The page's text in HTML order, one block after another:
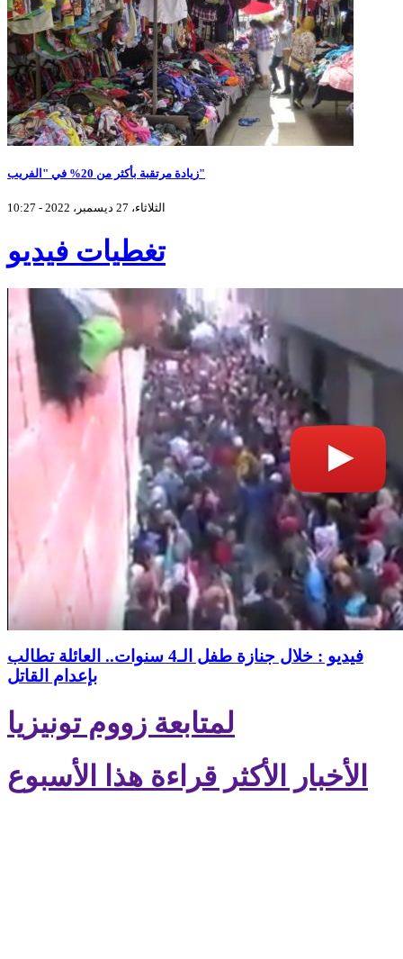
زيادة مرتقبة بأكثر من 20% في "الفريب"
الثلاثاء، 27 ديسمبر، 2022 - 10:27
تغطيات فيديو
فيديو : خلال جنازة طفل الـ4 سنوات.. العائلة تطالب
بإعدام القاتل
لمتابعة زووم تونيزيا
الأخبار الأكثر قراءة هذا الأسبوع